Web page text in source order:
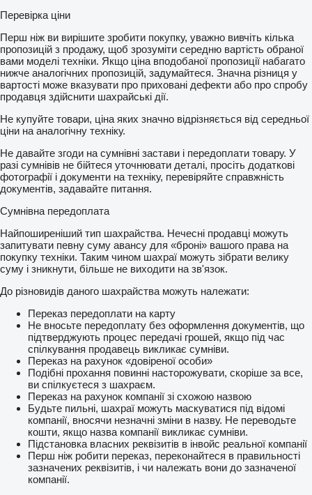
Перевірка ціни
Перш ніж ви вирішите зробити покупку, уважно вивчіть кілька
пропозицій з продажу, щоб зрозуміти середню вартість обраної
вами моделі техніки. Якщо ціна вподобаної пропозиції набагато
нижче аналогічних пропозицій, задумайтеся. Значна різниця у
вартості може вказувати про приховані дефекти або про спробу
продавця здійснити шахрайські дії.
Не купуйте товари, ціна яких значно відрізняється від середньої
ціни на аналогічну техніку.
Не давайте згоди на сумнівні застави і передоплати товару. У
разі сумнівів не бійтеся уточнювати деталі, просіть додаткові
фотографії і документи на техніку, перевіряйте справжність
документів, задавайте питання.
Сумнівна передоплата
Найпоширеніший тип шахрайства. Нечесні продавці можуть
запитувати певну суму авансу для «броні» вашого права на
покупку техніки. Таким чином шахраї можуть зібрати велику
суму і зникнути, більше не виходити на зв'язок.
До різновидів даного шахрайства можуть належати:
Переказ передоплати на карту
Не вносьте передоплату без оформлення документів, що
підтверджують процес передачі грошей, якщо під час
спілкування продавець викликає сумніви.
Переказ на рахунок «довіреної особи»
Подібні прохання повинні насторожувати, скоріше за все,
ви спілкуєтеся з шахраєм.
Переказ на рахунок компанії зі схожою назвою
Будьте пильні, шахраї можуть маскуватися під відомі
компанії, вносячи незначні зміни в назву. Не переводьте
кошти, якщо назва компанії викликає сумніви.
Підстановка власних реквізитів в інвойс реальної компанії
Перш ніж робити переказ, переконайтеся в правильності
зазначених реквізитів, і чи належать вони до зазначеної
компанії.